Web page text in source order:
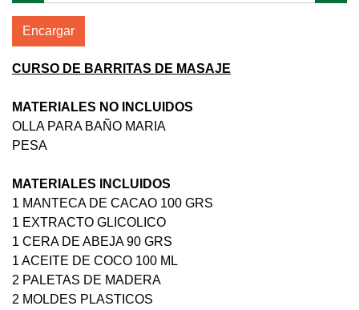
Encargar
CURSO DE BARRITAS DE MASAJE
MATERIALES NO INCLUIDOS
OLLA PARA BAÑO MARIA
PESA
MATERIALES INCLUIDOS
1 MANTECA DE CACAO 100 GRS
1 EXTRACTO GLICOLICO
1 CERA DE ABEJA 90 GRS
1 ACEITE DE COCO 100 ML
2 PALETAS DE MADERA
2 MOLDES PLASTICOS